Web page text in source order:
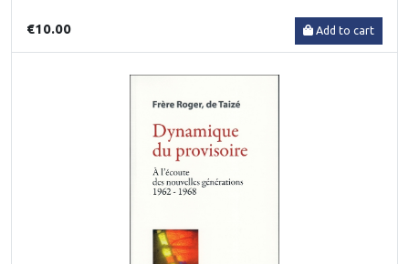
€10.00 Add to cart